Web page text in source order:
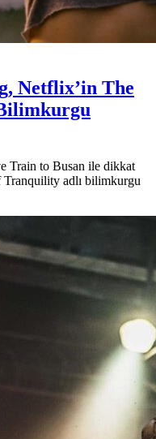
Netflix’in The
Train to Busan ile dikkat
adlı bilimkurgu